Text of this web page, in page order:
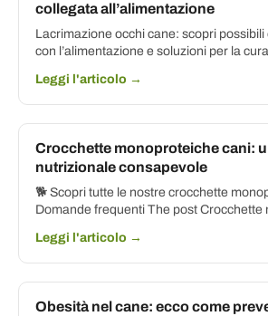
collegata all’alimentazione
Lacrimazione occhi cane: scopri possibili
con l’alimentazione e soluzioni per la
Leggi l'articolo →
Crocchette monoproteiche cani:
nutrizionale consapevole
🐕 Scopri tutte le nostre crocchette
Domande frequenti The post Crocchette
Leggi l'articolo →
Obesità nel cane: ecco come